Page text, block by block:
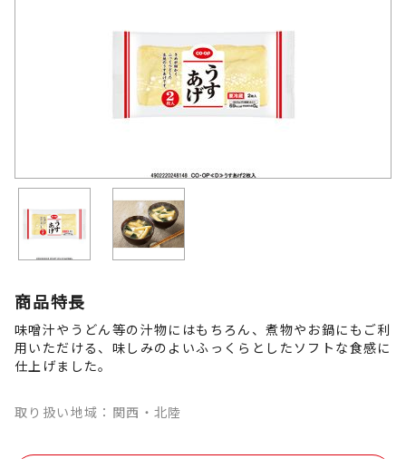
商品特長
味噌汁やうどん等の汁物にはもちろん、煮物やお鍋にもご利
用いただける、味しみのよいふっくらとしたソフトな食感に
仕上げました。
取り扱い地域：関西・北陸